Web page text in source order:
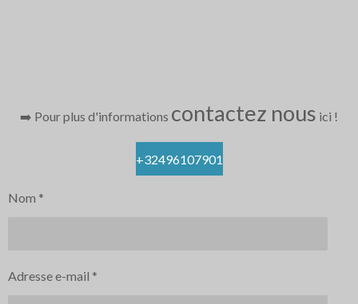
➡️ Pour plus d'informations contactez nous ici !
+32496107901
Nom *
Adresse e-mail *